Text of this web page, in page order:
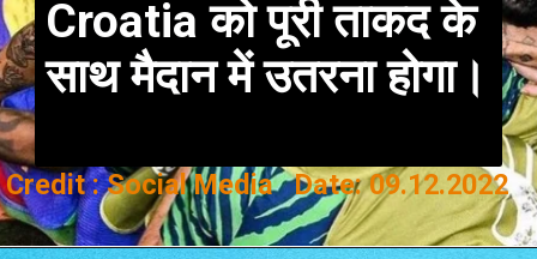
Croatia को पूरी ताकद के
साथ मैदान में उतरना होगा।
Credit : Social Media Date: 09.12.2022